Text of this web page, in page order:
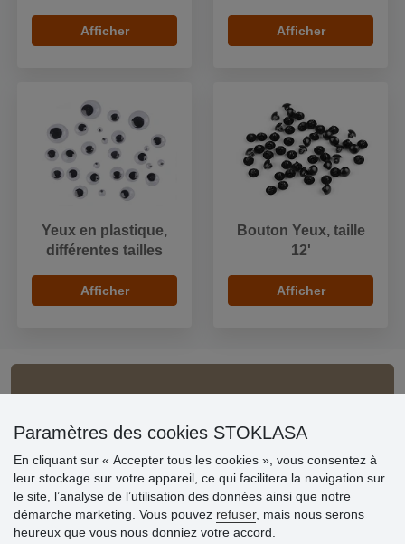
Afficher Afficher
Yeux en plastique,
différentes tailles
Afficher
Bouton Yeux, taille
12'
Afficher
» Paramètres des cookies
» Livraison et paiement
» Règles de confidentialité
» Questions fréquentes
» Plaintes
» Programme de fidélité numéro d´ID/SIREN/SIRET
Paramètres des cookies STOKLASA
En cliquant sur « Accepter tous les cookies », vous consentez à
leur stockage sur votre appareil, ce qui facilitera la navigation sur
le site, l’analyse de l’utilisation des données ainsi que notre
démarche marketing. Vous pouvez refuser, mais nous serons
heureux que vous nous donniez votre accord.